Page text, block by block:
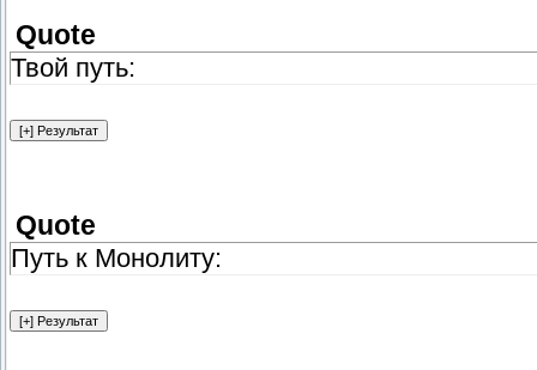
Quote
Твой путь:
Quote
Путь к Монолиту: